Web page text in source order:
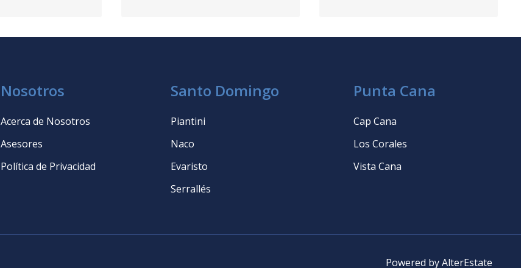
Nosotros
Acerca de Nosotros
Asesores
Política de Privacidad
Santo Domingo
Piantini
Naco
Evaristo
Serrallés
Punta Cana
Cap Cana
Los Corales
Vista Cana
Powered byAlterEstate